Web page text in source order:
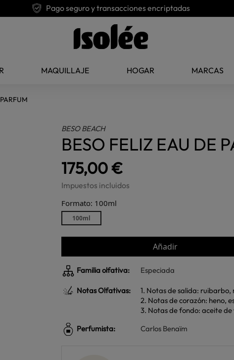
Pago seguro y transacciones encriptadas
MAQUILLAJE HOGAR MARCAS
BESO BEACH
BESO FELIZ EAU DE
175,00 €
Impuestos incluidos
Formato: 100ml
100ml
Añadir
Familia olfativa: Especiada
Notas Olfativas:
1. Notas de salida:
2. Notas de corazón: heno,
3. Notas de fondo: aceite
Perfumista:
Carlos Benaïm